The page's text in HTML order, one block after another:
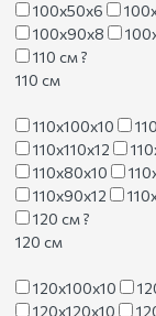
100х50х6
100х90х8
110 см?
110 см
110х100х10
110х110х12
110х80х10
110х90х12
120 см?
120 см
120х100х10
120х120х10